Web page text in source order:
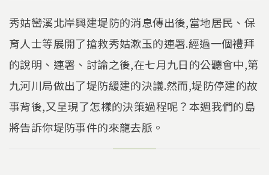
秀姑巒溪北岸興建堤防的消息傳出後,當地居民、保
育人士等展開了搶救秀姑漱玉的連署.經過一個禮拜
的說明、連署、討論之後,在七月九日的公聽會中,第
九河川局做出了堤防緩建的決議.然而,堤防停建的故
事背後,又呈現了怎樣的決策過程呢？本週我們的島
將告訴你堤防事件的來龍去脈。